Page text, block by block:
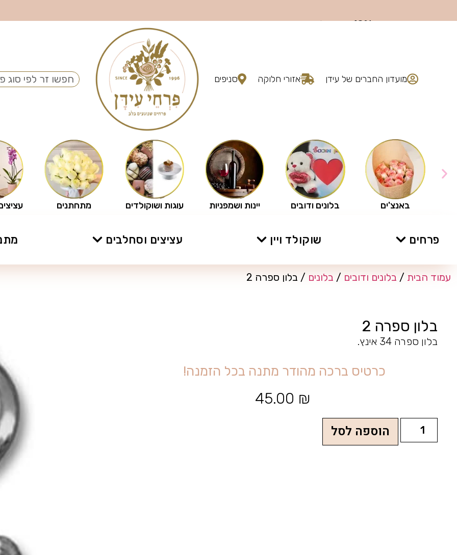
מועדון החברים של עידן אזורי חלוקה סניפים
מתחתנים עוגות ושוקולדים יינות ושמפניות בלונים ודובים באנצ'ים
פרחים שוקולד ויין עציצים וסחלבים
עמוד הבית / בלונים ודובים / בלונים / בלון ספרה 2
בלון ספרה 2
בלון ספרה 34 אינץ.
כרטיס ברכה מהודר מתנה בכל הזמנה!
45.00 ₪
הוספה לסל